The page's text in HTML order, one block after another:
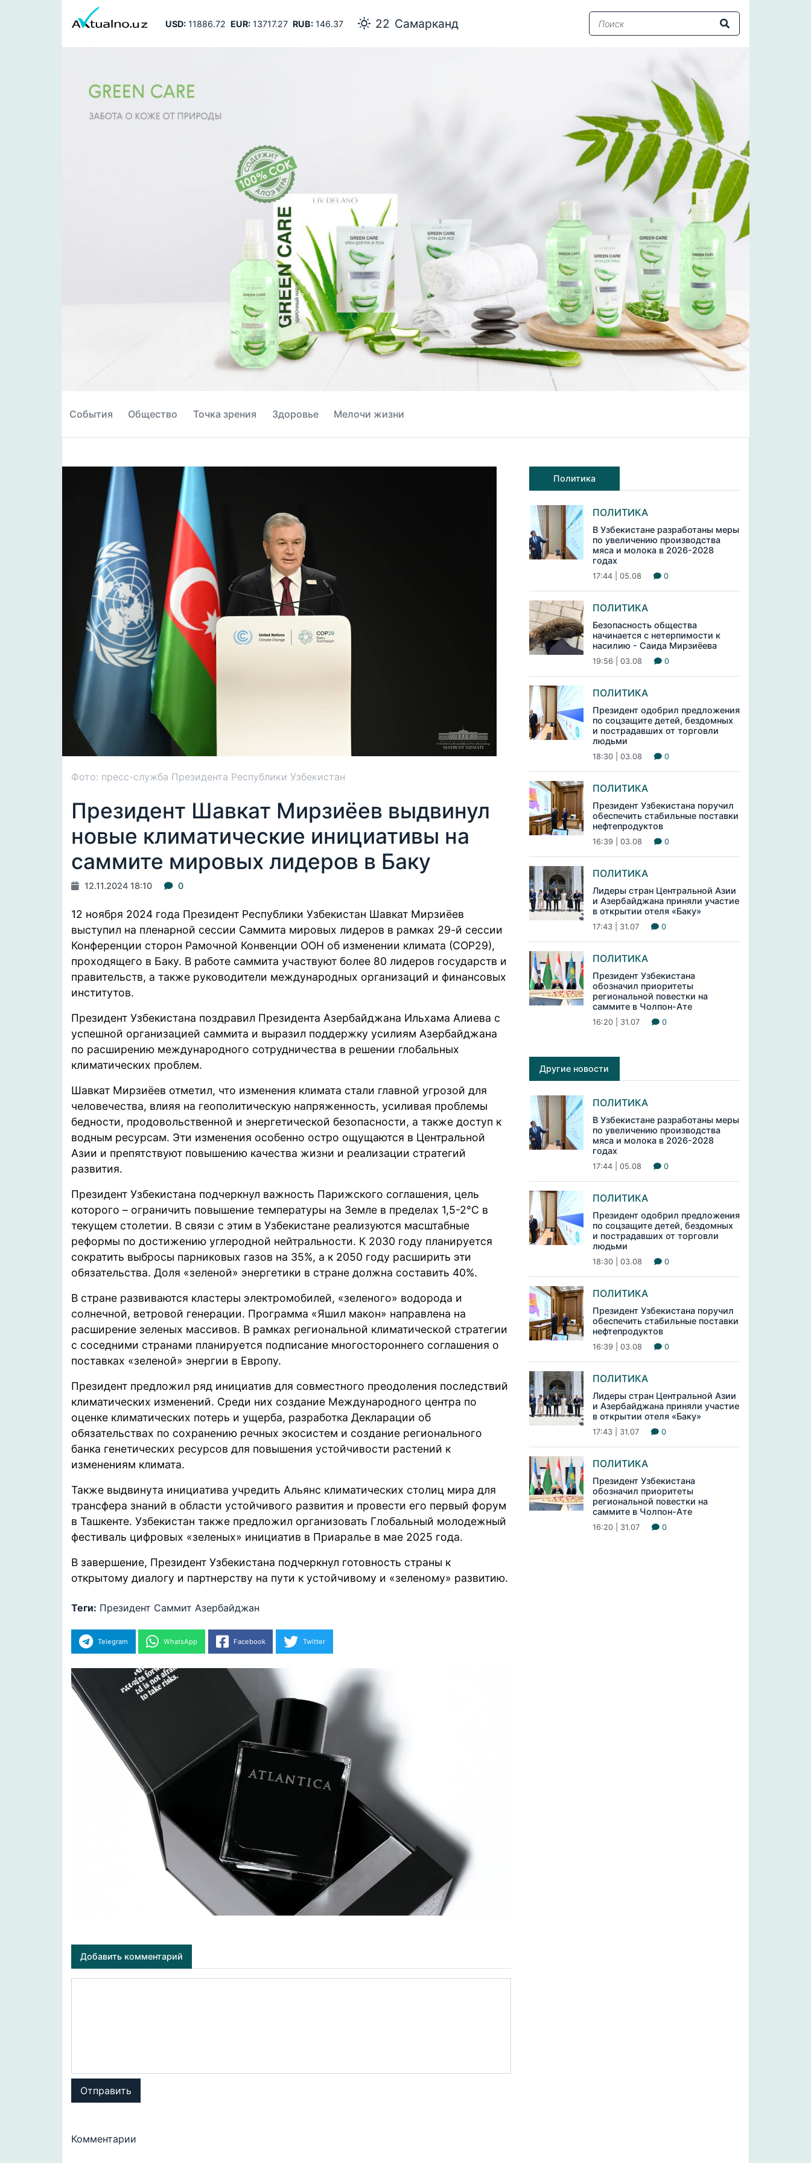
USD:11886.72 EUR:13717.27 RUB:146.37 22 Самарканд
События Общество Точка зрения Здоровье Мелочи жизни
Фото: пресс-служба Президента Республики Узбекистан
Президент Шавкат Мирзиёев выдвинул
новые климатические инициативы на
саммите мировых лидеров в Баку
12.11.2024 18:10 0
12 ноября 2024 года Президент Республики Узбекистан Шавкат Мирзиёев
выступил на пленарной сессии Саммита мировых лидеров в рамках 29-й сессии
Конференции сторон Рамочной Конвенции ООН об изменении климата (СОР29),
проходящего в Баку. В работе саммита участвуют более 80 лидеров государств и
правительств, а также руководители международных организаций и финансовых
институтов.
Президент Узбекистана поздравил Президента Азербайджана Ильхама Алиева с
успешной организацией саммита и выразил поддержку усилиям Азербайджана
по расширению международного сотрудничества в решении глобальных
климатических проблем.
Шавкат Мирзиёев отметил, что изменения климата стали главной угрозой для
человечества, влияя на геополитическую напряженность, усиливая проблемы
бедности, продовольственной и энергетической безопасности, а также доступ к
водным ресурсам. Эти изменения особенно остро ощущаются в Центральной
Азии и препятствуют повышению качества жизни и реализации стратегий
развития.
Президент Узбекистана подчеркнул важность Парижского соглашения, цель
которого – ограничить повышение температуры на Земле в пределах 1,5-2°C в
текущем столетии. В связи с этим в Узбекистане реализуются масштабные
реформы по достижению углеродной нейтральности. К 2030 году планируется
сократить выбросы парниковых газов на 35%, а к 2050 году расширить эти
обязательства. Доля «зеленой» энергетики в стране должна составить 40%.
В стране развиваются кластеры электромобилей, «зеленого» водорода и
солнечной, ветровой генерации. Программа «Яшил макон» направлена на
расширение зеленых массивов. В рамках региональной климатической стратегии
с соседними странами планируется подписание многостороннего соглашения о
поставках «зеленой» энергии в Европу.
Президент предложил ряд инициатив для совместного преодоления последствий
климатических изменений. Среди них создание Международного центра по
оценке климатических потерь и ущерба, разработка Декларации об
обязательствах по сохранению речных экосистем и создание регионального
банка генетических ресурсов для повышения устойчивости растений к
изменениям климата.
Также выдвинута инициатива учредить Альянс климатических столиц мира для
трансфера знаний в области устойчивого развития и провести его первый форум
в Ташкенте. Узбекистан также предложил организовать Глобальный молодежный
фестиваль цифровых «зеленых» инициатив в Приаралье в мае 2025 года.
В завершение, Президент Узбекистана подчеркнул готовность страны к
открытому диалогу и партнерству на пути к устойчивому и «зеленому» развитию.
Теги: Президент Саммит Азербайджан
Telegram WhatsApp Facebook Twitter
Добавить комментарий
Отправить
Комментарии
Политика
ПОЛИТИКА
В Узбекистане разработаны меры
по увеличению производства
мяса и молока в 2026-2028
годах
17:44 | 05.08 0
ПОЛИТИКА
Безопасность общества
начинается с нетерпимости к
насилию - Саида Мирзиёева
19:56 | 03.08 0
ПОЛИТИКА
Президент одобрил предложения
по соцзащите детей, бездомных
и пострадавших от торговли
людьми
18:30 | 03.08 0
ПОЛИТИКА
Президент Узбекистана поручил
обеспечить стабильные поставки
нефтепродуктов
16:39 | 03.08 0
ПОЛИТИКА
Лидеры стран Центральной Азии
и Азербайджана приняли участие
в открытии отеля «Баку»
17:43 | 31.07 0
ПОЛИТИКА
Президент Узбекистана
обозначил приоритеты
региональной повестки на
саммите в Чолпон-Ате
16:20 | 31.07 0
Другие новости
ПОЛИТИКА
В Узбекистане разработаны меры
по увеличению производства
мяса и молока в 2026-2028
годах
17:44 | 05.08 0
ПОЛИТИКА
Президент одобрил предложения
по соцзащите детей, бездомных
и пострадавших от торговли
людьми
18:30 | 03.08 0
ПОЛИТИКА
Президент Узбекистана поручил
обеспечить стабильные поставки
нефтепродуктов
16:39 | 03.08 0
ПОЛИТИКА
Лидеры стран Центральной Азии
и Азербайджана приняли участие
в открытии отеля «Баку»
17:43 | 31.07 0
ПОЛИТИКА
Президент Узбекистана
обозначил приоритеты
региональной повестки на
саммите в Чолпон-Ате
16:20 | 31.07 0